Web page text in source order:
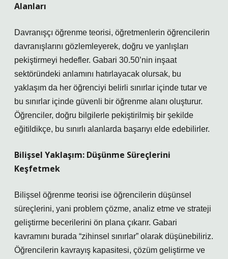
Alanları
Davranışçı öğrenme teorisi, öğretmenlerin öğrencilerin
davranışlarını gözlemleyerek, doğru ve yanlışları
pekiştirmeyi hedefler. Gabari 30.50’nin inşaat
sektöründeki anlamını hatırlayacak olursak, bu
yaklaşım da her öğrenciyi belirli sınırlar içinde tutar ve
bu sınırlar içinde güvenli bir öğrenme alanı oluşturur.
Öğrenciler, doğru bilgilerle pekiştirilmiş bir şekilde
eğitildikçe, bu sınırlı alanlarda başarıyı elde edebilirler.
Bilişsel Yaklaşım: Düşünme Süreçlerini
Keşfetmek
Bilişsel öğrenme teorisi ise öğrencilerin düşünsel
süreçlerini, yani problem çözme, analiz etme ve strateji
geliştirme becerilerini ön plana çıkarır. Gabari
kavramını burada “zihinsel sınırlar” olarak düşünebiliriz.
Öğrencilerin kavrayış kapasitesi, çözüm geliştirme ve